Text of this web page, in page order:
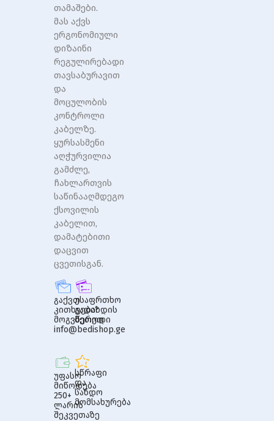
თამაშები.
მას აქვს
ერგონომიული
დიზაინი
რეგულირებადი
თავსაბურავით
და
მოცულობის
კონტროლი
კაბელზე.
ყურსასმენი
აღჭურვილია
გამძლე,
ჩახლართვის
საწინააღმდეგო
ქსოვილის
კაბელით,
დამატებითი
დაცვით
ცვეთისგან.
გაქვთ
კითხვები?
მოგვწერეთ
info@bedishop.ge
უსაფრთხო
გადახდის
მეთოდი
უფასო
მიწოდება
250+
ლარის
შეკვეთაზე
სწრაფი
და
სანდო
მომსახურება